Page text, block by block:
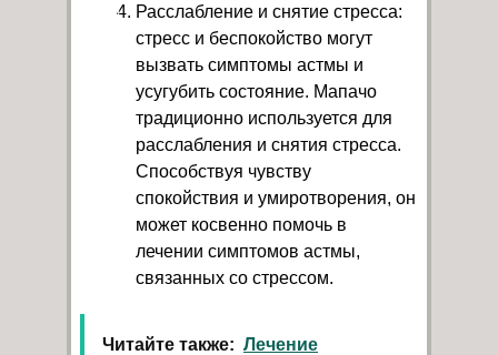
Расслабление и снятие стресса:
стресс и беспокойство могут
вызвать симптомы астмы и
усугубить состояние. Мапачо
традиционно используется для
расслабления и снятия стресса.
Способствуя чувству
спокойствия и умиротворения, он
может косвенно помочь в
лечении симптомов астмы,
связанных со стрессом.
Читайте также: Лечение